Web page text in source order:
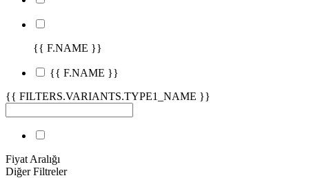
{{ F.NAME }}
{{ F.NAME }}
{{ FILTERS.VARIANTS.TYPE1_NAME }}
Fiyat Aralığı
Diğer Filtreler